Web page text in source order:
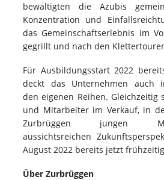
bewältigten die Azubis
Konzentration und
das Gemeinschaftserlebnis im
gegrillt und nach den
Für Ausbildungsstart 2022
deckt das Unternehmen auch
den eigenen Reihen.
und Mitarbeiter im Verkauf, in
Zurbrüggen jungen
aussichtsreichen
August 2022 bereits jetzt
Über Zurbrüggen